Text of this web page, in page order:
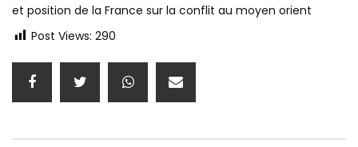
et position de la France sur la conflit au moyen orient
Post Views: 290